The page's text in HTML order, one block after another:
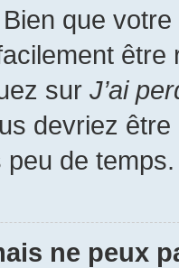
que
sur J’ai
devriez
de temps.
ne peux